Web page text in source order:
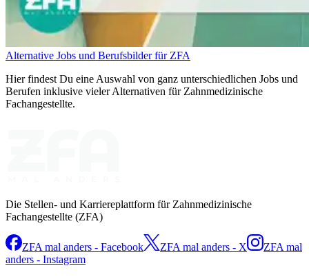
Alternative Jobs und Berufsbilder für ZFA
Hier findest Du eine Auswahl von ganz unterschiedlichen Jobs und
Berufen inklusive vieler Alternativen für Zahnmedizinische
Fachangestellte.
Die Stellen- und Karriereplattform für Zahnmedizinische
Fachangestellte (ZFA)
ZFA mal anders - Facebook ZFA mal anders - X
ZFA mal
anders - Instagram